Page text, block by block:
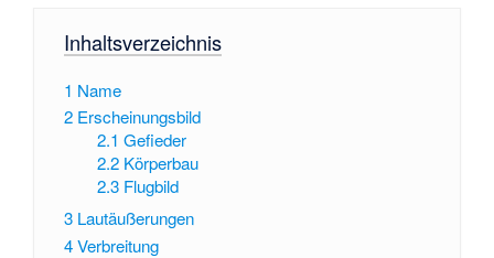
Inhaltsverzeichnis
1 Name
2 Erscheinungsbild
2.1 Gefieder
2.2 Körperbau
2.3 Flugbild
3 Lautäußerungen
4Verbreitung